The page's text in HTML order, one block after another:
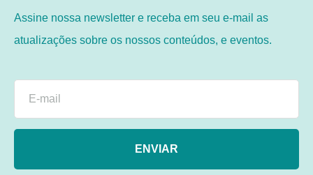
Assine nossa newsletter e receba em seu e-mail as
atualizações sobre os nossos conteúdos, e eventos.
ENVIAR